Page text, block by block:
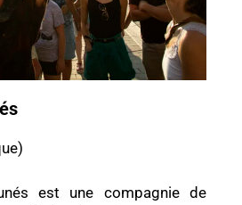
est une compagnie de